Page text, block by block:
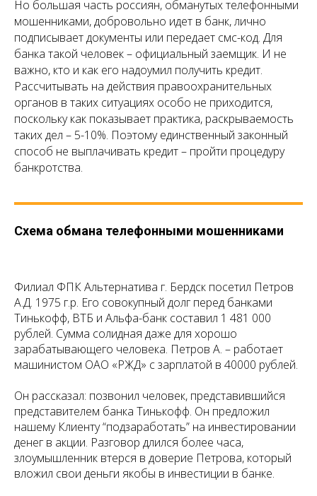
Но большая часть россиян, обманутых телефонными
мошенниками, добровольно идет в банк, лично
подписывает документы или передает смс-код. Для
банка такой человек – официальный заемщик. И не
важно, кто и как его надоумил получить кредит.
Рассчитывать на действия правоохранительных
органов в таких ситуациях особо не приходится,
поскольку как показывает практика, раскрываемость
таких дел – 5-10%. Поэтому единственный законный
способ не выплачивать кредит – пройти процедуру
банкротства.
Схема обмана телефонными мошенниками
Филиал ФПК Альтернатива г. Бердск посетил Петров
А.Д. 1975 г.р. Его совокупный долг перед банками
Тинькофф, ВТБ и Альфа-банк составил 1 481 000
рублей. Сумма солидная даже для хорошо
зарабатывающего человека. Петров А. – работает
машинистом ОАО «РЖД» с зарплатой в 40000 рублей.
Он рассказал: позвонил человек, представившийся
представителем банка Тинькофф. Он предложил
нашему Клиенту “подзаработать” на инвестировании
денег в акции. Разговор длился более часа,
злоумышленник втерся в доверие Петрова, который
вложил свои деньги якобы в инвестиции в банке.